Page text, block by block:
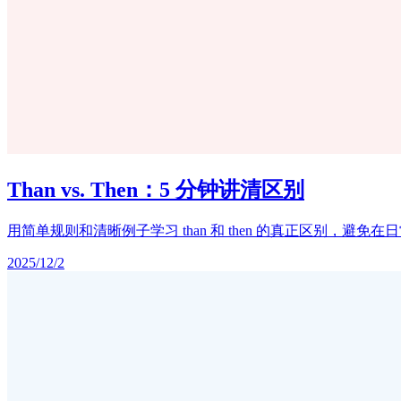
Than vs. Then：5 分钟讲清区别
用简单规则和清晰例子学习 than 和 then 的真正区别，避免在日
2025/12/2